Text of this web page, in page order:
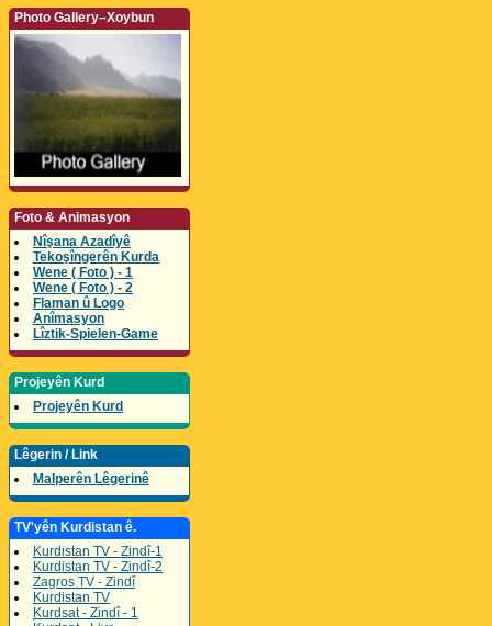
Photo Gallery–Xoybun
Foto & Animasyon
Nîşana Azadîyê
Tekoşîngerên Kurda
Wene ( Foto ) - 1
Wene ( Foto ) - 2
Flaman û Logo
Anîmasyon
Lîztik-Spielen-Game
Projeyên Kurd
Projeyên Kurd
Lêgerin / Link
Malperên Lêgerinê
TV'yên Kurdistan ê.
Kurdistan TV - Zindî-1
Kurdistan TV - Zindî-2
Zagros TV - Zindî
Kurdistan TV
Kurdsat - Zindî - 1